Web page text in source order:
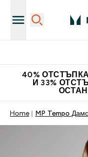
40%
И 33%
Home MP Tempo